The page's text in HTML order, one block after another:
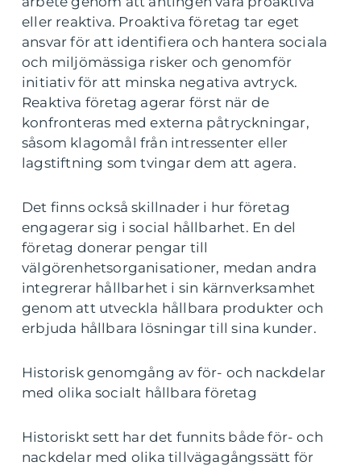
eller reaktiva. Proaktiva företag tar eget
ansvar för att identifiera och hantera sociala
och miljömässiga risker och genomför
initiativ för att minska negativa avtryck.
Reaktiva företag agerar först när de
konfronteras med externa påtryckningar,
såsom klagomål från intressenter eller
lagstiftning som tvingar dem att agera.
Det finns också skillnader i hur företag
engagerar sig i social hållbarhet. En del
företag donerar pengar till
välgörenhetsorganisationer, medan andra
integrerar hållbarhet i sin kärnverksamhet
genom att utveckla hållbara produkter och
erbjuda hållbara lösningar till sina kunder.
Historisk genomgång av för- och nackdelar
med olika socialt hållbara företag
Historiskt sett har det funnits både för- och
nackdelar med olika tillvägagångssätt för